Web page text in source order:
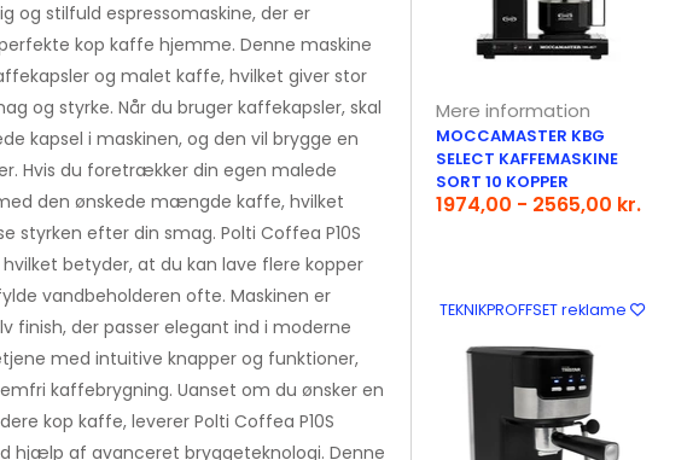
og stilfuld espressomaskine, der er
kop kaffe hjemme. Denne maskine
og malet kaffe, hvilket giver stor
og styrke. Når du bruger kaffekapsler, skal
kapsel i maskinen, og den vil brygge en
Hvis du foretrækker din egen malede
den ønskede mængde kaffe, hvilket
styrken efter din smag. Polti Coffea P10S
betyder, at du kan lave flere kopper
vandbeholderen ofte. Maskinen er
finish, der passer elegant ind i moderne
med intuitive knapper og funktioner,
kaffebrygning. Uanset om du ønsker en
kop kaffe, leverer Polti Coffea P10S
hjælp af avanceret bryggeteknologi. Denne
Mere information
MOCCAMASTER KBG
SELECT KAFFEMASKINE
SORT 10 KOPPER
1974,00 - 2565,00 kr.
TEKNIKPROFFSET reklame